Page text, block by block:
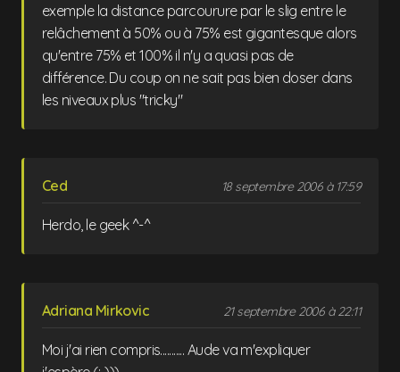
exemple la distance parcourure par le slig entre le
relâchement à 50% ou à 75% est gigantesque alors
qu'entre 75% et 100% il n'y a quasi pas de
différence. Du coup on ne sait pas bien doser dans
les niveaux plus "tricky"
Ced 18 septembre 2006 à 17:59
Herdo, le geek ^-^
Adriana Mirkovic 21 septembre 2006 à 22:11
Moi j'ai rien compris........... Aude va m'expliquer